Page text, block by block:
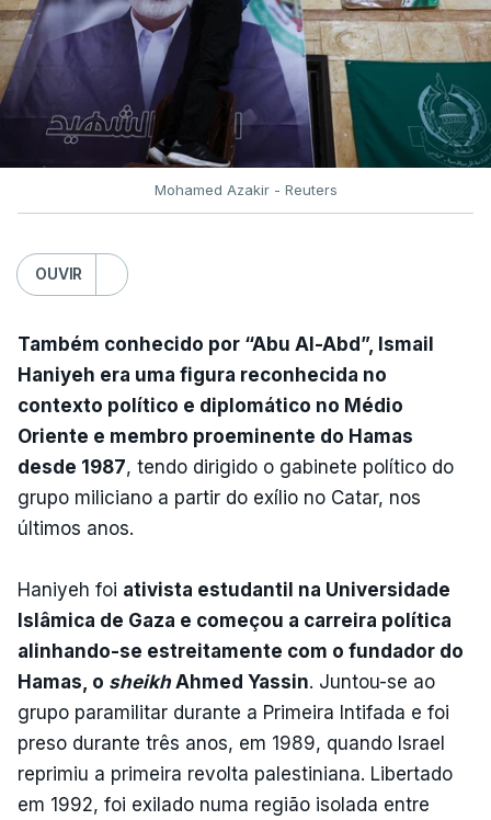
Mohamed Azakir - Reuters
OUVIR
Também conhecido por “Abu Al-Abd”, Ismail
Haniyeh era uma figura reconhecida no
contexto político e diplomático no Médio
Oriente e membro proeminente do Hamas
desde 1987, tendo dirigido o gabinete político do
grupo miliciano a partir do exílio no Catar, nos
últimos anos.
Haniyeh foi ativista estudantil na Universidade
Islâmica de Gaza e começou a carreira política
alinhando-se estreitamente com o fundador do
Hamas, o sheikhAhmed Yassin. Juntou-se ao
grupo paramilitar durante a Primeira Intifada e foi
preso durante três anos, em 1989, quando Israel
reprimiu a primeira revolta palestiniana. Libertado
em 1992, foi exilado numa região isolada entre